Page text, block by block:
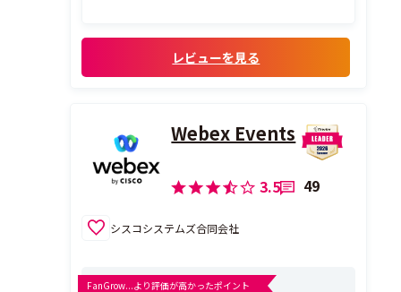
そして何より、結果的に月額コストが下がり
レビューを見る
Webex Events
3.5 49
シスコシステムズ合同会社
FanGrow...より評価が高かったポイント